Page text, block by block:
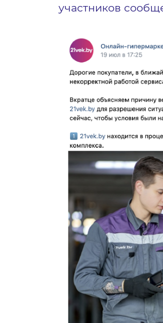
участников